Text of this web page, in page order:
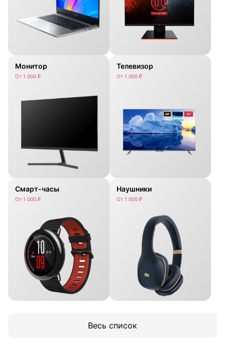
Монитор
От 1 000 ₽
Телевизор
От 1 000 ₽
Смарт-часы
От 1 000 ₽
Наушники
От 1 000 ₽
Весь список